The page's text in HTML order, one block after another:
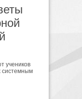
учеников
системным